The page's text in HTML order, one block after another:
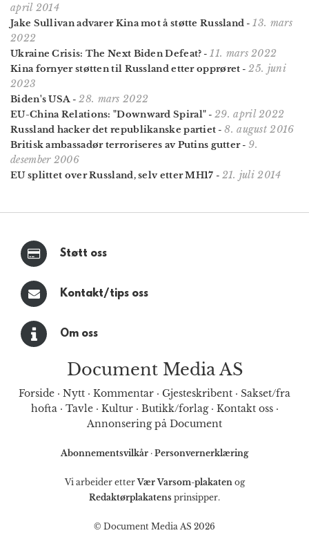
april 2014
Jake Sullivan advarer Kina mot å støtte Russland -13. mars
2022
Ukraine Crisis: The Next Biden Defeat? -11. mars 2022
Kina fornyer støtten til Russland etter opprøret -25. juni
2023
Biden's USA -28. mars 2022
EU-China Relations: "Downward Spiral" -29. april 2022
Russland hacker det republikanske partiet -8. august 2016
Britisk ambassadør terroriseres av Putins gutter-9.
desember 2006
EU splittet over Russland, selv etter MH17 - 21. juli 2014
Støtt oss
Kontakt/tips oss
Om oss
Document Media AS
Forside · Nytt · Kommentar · Gjesteskribent · Sakset/fra
hofta· Tavle· Kultur· Butikk/forlag· Kontakt oss·
Annonsering på Document
Abonnementsvilkår · Personvernerklæring
Vi arbeider etterVær Varsom-plakaten og
Redaktørplakatens prinsipper.
© Document Media AS 2026